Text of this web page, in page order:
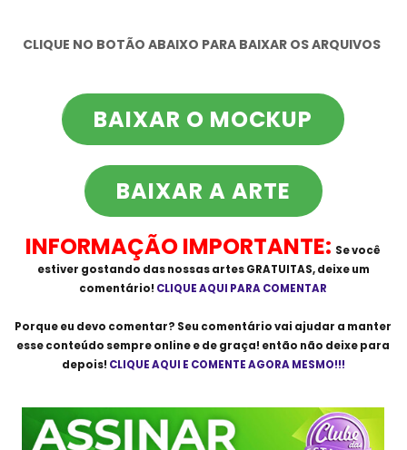
CLIQUE NO BOTÃO ABAIXO PARA BAIXAR OS ARQUIVOS
BAIXAR O MOCKUP
BAIXAR A ARTE
INFORMAÇÃO IMPORTANTE: Se você
estiver gostando das nossas artesGRATUITAS, deixe um
comentário! CLIQUE AQUI PARA COMENTAR
Porque eu devo comentar? Seu comentário vai ajudar a manter
esse conteúdo sempre online e de graça! então não deixe para
depois! CLIQUE AQUI E COMENTE AGORA MESMO!!!